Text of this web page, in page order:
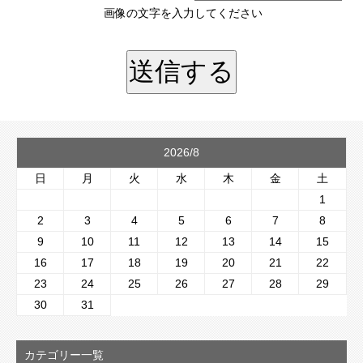
画像の文字を入力してください
2026/8
日
月 火 水 木 金
土
1
2
3 4 5 6 7
8
9
10 11 12 13 14
15
16
17 18 19 20 21
22
23
24 25 26 27 28
29
30
31
カテゴリー一覧